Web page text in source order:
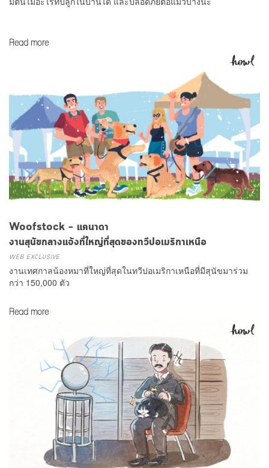
Read more
Woofstock – แคนาดา
งานสุนัขกลางแจ้งที่ใหญ่ที่สุดของทวีปอเมริกาเหนือ
WEB EXCLUSIVE
งานเทศกาลน้องหมาที่ใหญ่ที่สุดในทวีปอเมริกาเหนือที่มีสุนัขมาร่วม
กว่า 150,000 ตัว
Read more